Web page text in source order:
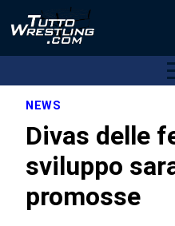
NEWS
Divas delle
sviluppo
promosse